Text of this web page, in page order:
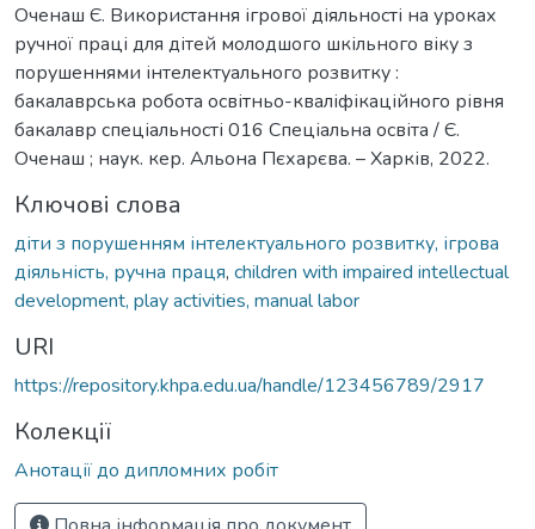
Оченаш Є. Використання ігрової діяльності на уроках
ручної праці для дітей молодшого шкільного віку з
порушеннями інтелектуального розвитку :
бакалаврська робота освітньо-кваліфікаційного рівня
бакалавр спеціальності 016 Спеціальна освіта / Є.
Оченаш ; наук. кер. Альона Пєхарєва. – Харків, 2022.
Ключові слова
діти з порушенням інтелектуального розвитку, ігрова
діяльність, ручна праця, children with impaired intellectual
development, play activities, manual labor
URI
https://repository.khpa.edu.ua/handle/123456789/2917
Колекції
Анотації до дипломних робіт